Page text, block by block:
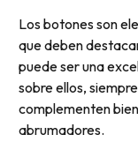
Los botones son
que deben
puede ser una
sobre ellos,
complementen
abrumadores.